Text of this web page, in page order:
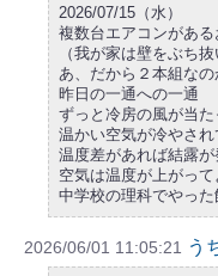
2026/07/15（水）
複数台エアコンがあ
（我が家は壁をぶち
あ、だから２本組なの
昨日の一通への一通
ずっと冷房の風が当
温かい空気が冷やされ
温度差があれば結露が
空気は温度が上がって
中学校の理科でやっ
2026/06/01 11:05:21 う